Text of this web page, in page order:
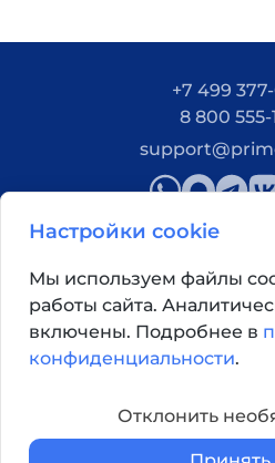
+7 499
8 800 555-
Как
Настройки cookie
Мы используем файлы
работы сайта.
включены. Подробнее в
конфиденциальности.
Отклонить